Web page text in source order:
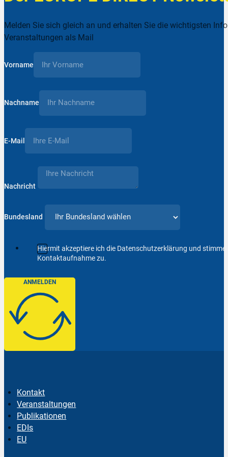
Melden Sie sich gleich an und erhalten Sie die wichtigsten
Veranstaltungen als Mail
Vorname
Nachname
E-Mail
Nachricht
Bundesland
Hiermit akzeptiere ich die Datenschutzerklärung und
Kontaktaufnahme zu.
ANMELDEN
Kontakt
Veranstaltungen
Publikationen
EDIs
EU